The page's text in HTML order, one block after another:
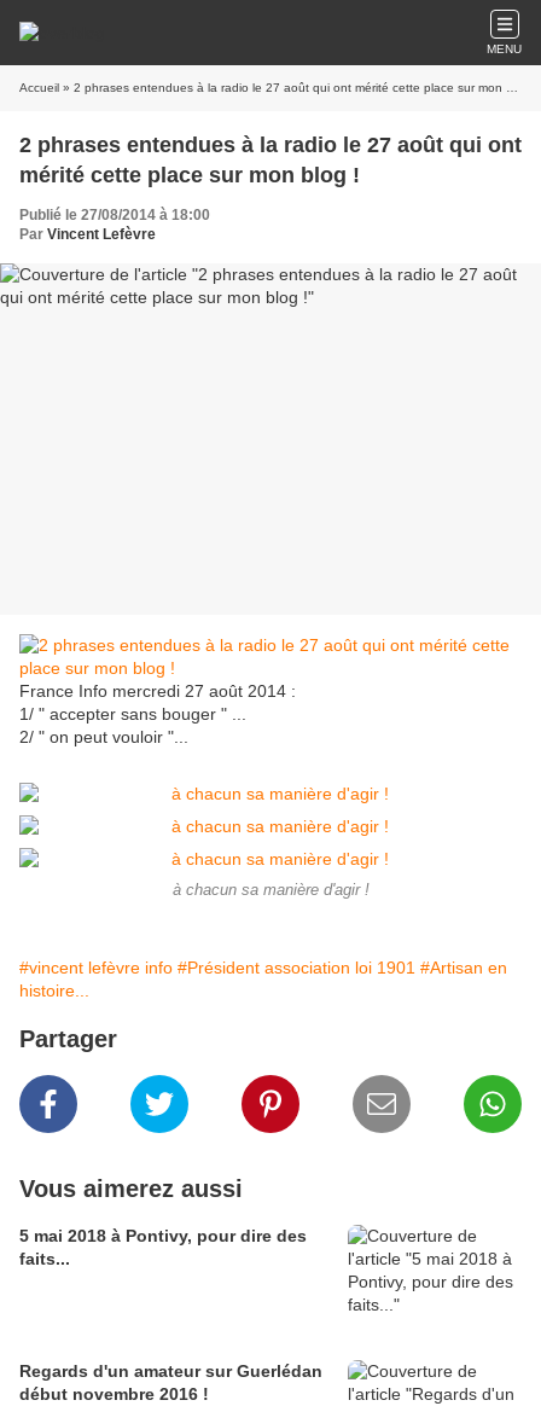
MENU
Accueil » 2 phrases entendues à la radio le 27 août qui ont mérité cette place sur mon blog !
2 phrases entendues à la radio le 27 août qui ont
mérité cette place sur mon blog !
Publié le 27/08/2014 à 18:00
Par Vincent Lefèvre
France Info mercredi 27 août 2014 :
1/ " accepter sans bouger " ...
2/ " on peut vouloir "...
à chacun sa manière d'agir !
#vincent lefèvre info #Président association loi 1901 #Artisan en
histoire...
Partager
Vous aimerez aussi
5 mai 2018 à Pontivy, pour dire des
faits...
Regards d'un amateur sur Guerlédan
début novembre 2016 !